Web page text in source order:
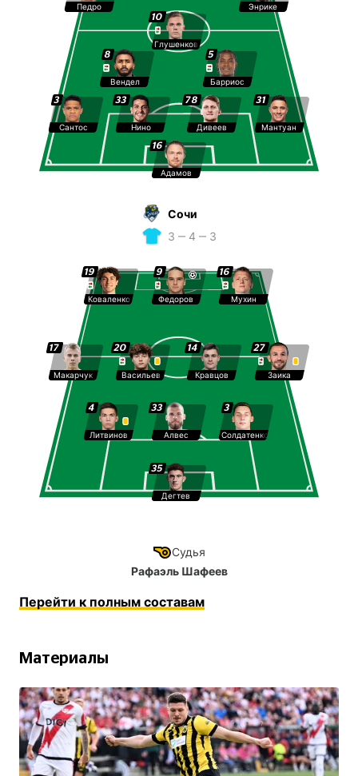
31
Мантуан
16
Адамов
8
Вендел
Энрике
3
Сантос
5
Барриос
78
Дивеев
10
Глушенков
33
Нино
Педро
Сочи
3 ‒ 4 ‒ 3
4
Литвинов
33
Алвес
14
Кравцов
16
Мухин
17
Макарчук
27
Заика
3
Солдатенков
19
Коваленко
20
Васильев
9
Федоров
35
Дегтев
Судья
Рафаэль Шафеев
Перейти к полным составам
Материалы